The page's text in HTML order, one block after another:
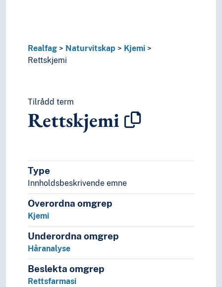
Realfag Naturvitskap
Kjemi
Rettskjemi
Tilrådd term
Rettskjemi
Type
Innholdsbeskrivende emne
Overordna omgrep
Kjemi
Underordna omgrep
Håranalyse
Beslekta omgrep
Rettsfarmasi